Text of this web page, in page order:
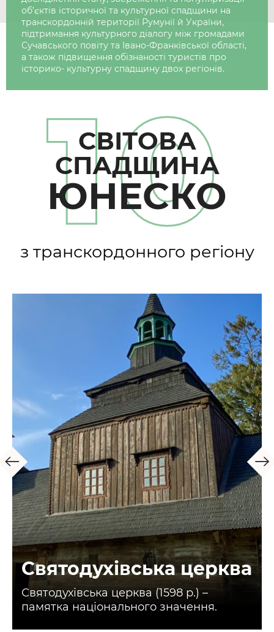
об’єктів історичної та культурної спадщини на
транскордонній території Румунії й України,
підтримання культурного діалогу між громадами
Сучавського повіту та Івано-Франківської області,
а також підвищення обізнаності туристів про
історико- культурну спадщину двох регіонів.
10
СВІТОВА
СПАДЩИНА
ЮНЕСКО
з транскордонного регіону
Святодухівська церква
Святодухівська церква (1598 р.) –
памятка національного значення.